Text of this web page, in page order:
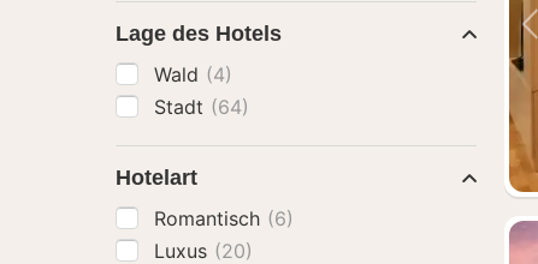
Lage des Hotels
Wald (4)
Stadt (64)
Hotelart
Romantisch (6)
Luxus (20)